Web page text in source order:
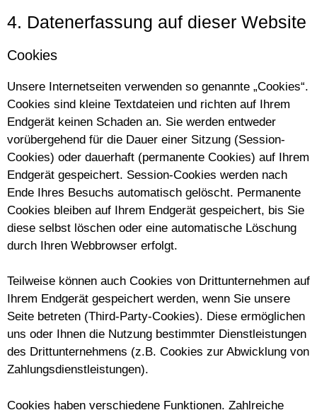
4. Datenerfassung auf dieser Website
Cookies
Unsere Internetseiten verwenden so genannte „Cookies“.
Cookies sind kleine Textdateien und richten auf Ihrem
Endgerät keinen Schaden an. Sie werden entweder
vorübergehend für die Dauer einer Sitzung (Session-
Cookies) oder dauerhaft (permanente Cookies) auf Ihrem
Endgerät gespeichert. Session-Cookies werden nach
Ende Ihres Besuchs automatisch gelöscht. Permanente
Cookies bleiben auf Ihrem Endgerät gespeichert, bis Sie
diese selbst löschen oder eine automatische Löschung
durch Ihren Webbrowser erfolgt.
Teilweise können auch Cookies von Drittunternehmen auf
Ihrem Endgerät gespeichert werden, wenn Sie unsere
Seite betreten (Third-Party-Cookies). Diese ermöglichen
uns oder Ihnen die Nutzung bestimmter Dienstleistungen
des Drittunternehmens (z.B. Cookies zur Abwicklung von
Zahlungsdienstleistungen).
Cookies haben verschiedene Funktionen. Zahlreiche